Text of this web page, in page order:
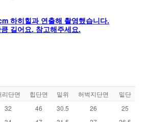
하히힐과 연출해 촬영했습니다.
길어요. 참고해주세요.
리단면 힙단면 밑위 허벅지단면
밑단
32 46 30.5 26
25